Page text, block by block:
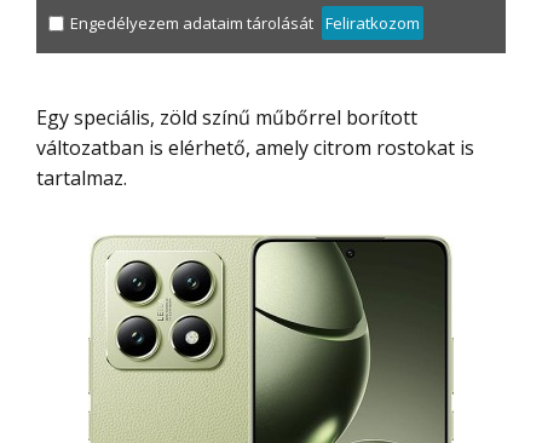
Engedélyezem adataim tárolását Feliratkozom
Egy speciális, zöld színű műbőrrel borított
változatban is elérhető, amely citrom rostokat is
tartalmaz.